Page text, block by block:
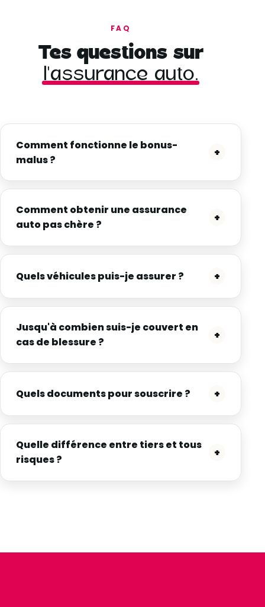
FAQ
Tes questions sur
l'assurance auto.
Comment fonctionne le bonus-
malus ?
+
Comment obtenir une assurance
auto pas chère ?
+
Quels véhicules puis-je assurer ? +
Jusqu'à combien suis-je couvert en
cas de blessure ?
+
Quels documents pour souscrire ? +
Quelle différence entre tiers et tous
risques ?
+